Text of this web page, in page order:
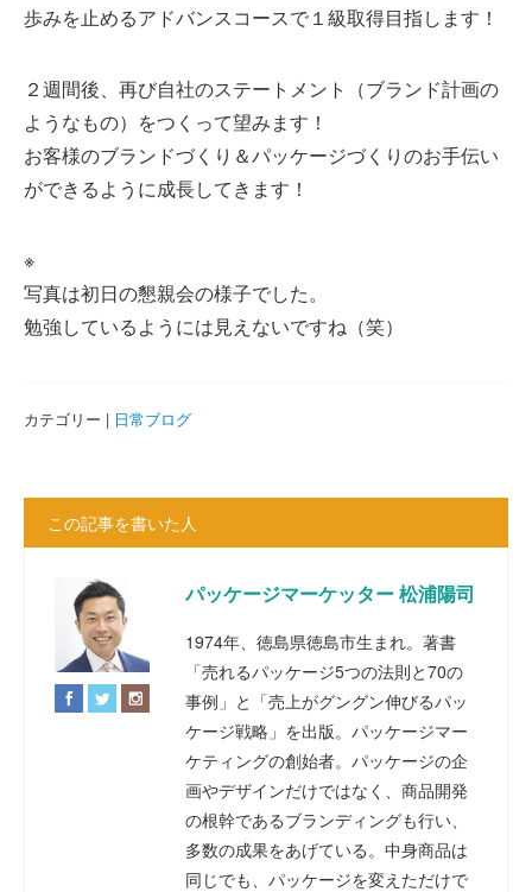
歩みを止めるアドバンスコースで１級取得目指します！
２週間後、再び自社のステートメント（ブランド計画の
ようなもの）をつくって望みます！
お客様のブランドづくり＆パッケージづくりのお手伝い
ができるように成長してきます！
※
写真は初日の懇親会の様子でした。
勉強しているようには見えないですね（笑）
カテゴリー | 日常ブログ
この記事を書いた人
パッケージマーケッター 松浦陽司
1974年、徳島県徳島市生まれ。著書
「売れるパッケージ5つの法則と70の
事例」と「売上がグングン伸びるパッ
ケージ戦略」を出版。パッケージマー
ケティングの創始者。パッケージの企
画やデザインだけではなく、商品開発
の根幹であるブランディングも行い、
多数の成果をあげている。中身商品は
同じでも、パッケージを変えただけで